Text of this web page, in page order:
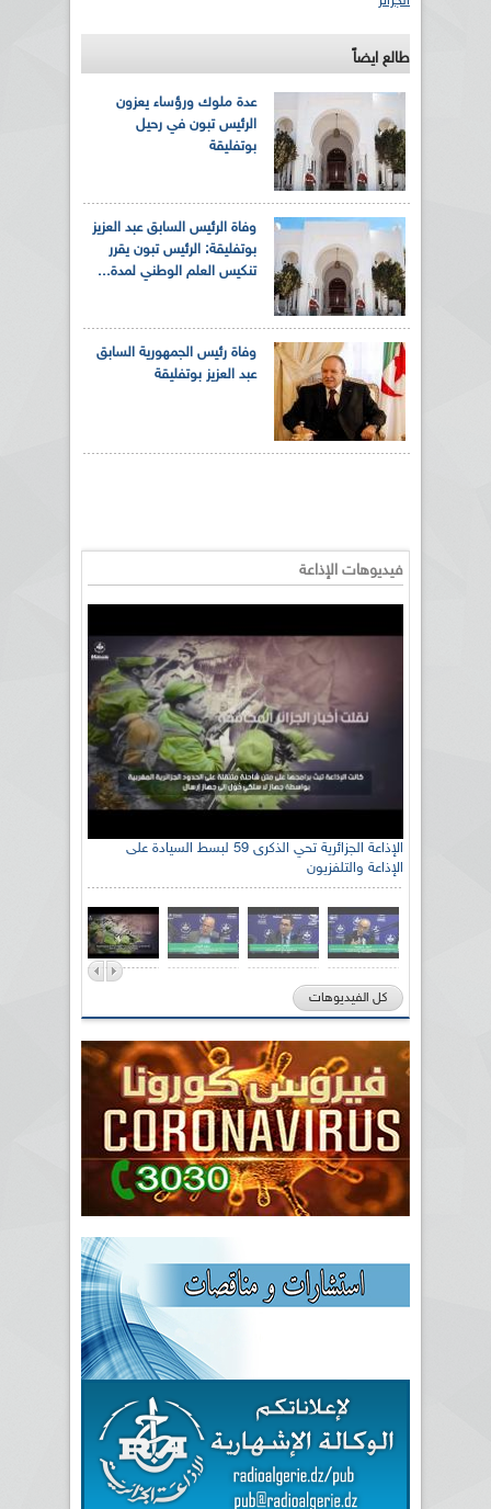
طالع ايضاً
عدة ملوك ورؤساء يعزون
الرئيس تبون في رحيل
بوتفليقة
وفاة الرئيس السابق عبد العزيز
بوتفليقة: الرئيس تبون يقرر
تنكيس العلم الوطني لمدة...
وفاة رئيس الجمهورية السابق
عبد العزيز بوتفليقة
فيديوهات الإذاعة
الإذاعة الجزائرية تحي الذكرى 59 لبسط السيادة على
الإذاعة والتلفزيون
كل الفيديوهات